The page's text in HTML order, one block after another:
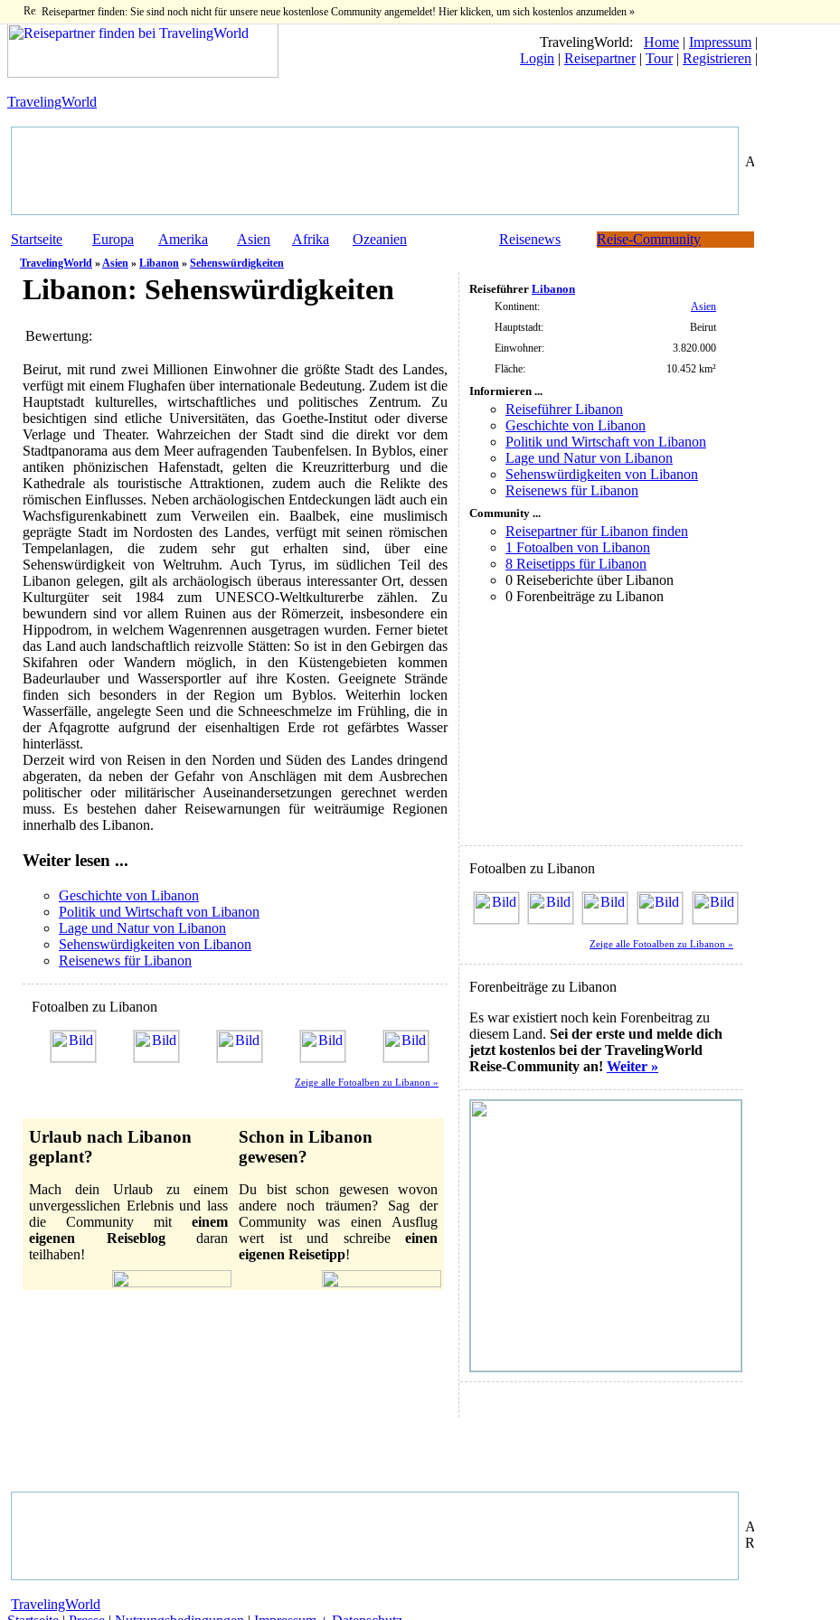
Reisepartner finden: Sie sind noch nicht für unsere neue kostenlose Community angemeldet! Hier klicken, um sich kostenlos anzumelden »
TravelingWorld: Home | Impressum |
Login | Reisepartner| Tour| Registrieren |
TravelingWorld
Startseite Europa Amerika Asien Afrika Ozeanien Reisenews Reise-Community
TravelingWorld »Asien » Libanon » Sehenswürdigkeiten
Libanon: Sehenswürdigkeiten
Bewertung:
Beirut, mit rund zwei Millionen Einwohner die größte Stadt des Landes,
verfügt mit einem Flughafen über internationale Bedeutung. Zudem ist die
Hauptstadt kulturelles, wirtschaftliches und politisches Zentrum. Zu
besichtigen sind etliche Universitäten, das Goethe-Institut oder diverse
Verlage und Theater. Wahrzeichen der Stadt sind die direkt vor dem
Stadtpanorama aus dem Meer aufragenden Taubenfelsen. In Byblos, einer
antiken phönizischen Hafenstadt, gelten die Kreuzritterburg und die
Kathedrale als touristische Attraktionen, zudem auch die Relikte des
römischen Einflusses. Neben archäologischen Entdeckungen lädt auch ein
Wachsfigurenkabinett zum Verweilen ein. Baalbek, eine muslimisch
geprägte Stadt im Nordosten des Landes, verfügt mit seinen römischen
Tempelanlagen, die zudem sehr gut erhalten sind, über eine
Sehenswürdigkeit von Weltruhm. Auch Tyrus, im südlichen Teil des
Libanon gelegen, gilt als archäologisch überaus interessanter Ort, dessen
Kulturgüter seit 1984 zum UNESCO-Weltkulturerbe zählen. Zu
bewundern sind vor allem Ruinen aus der Römerzeit, insbesondere ein
Hippodrom, in welchem Wagenrennen ausgetragen wurden. Ferner bietet
das Land auch landschaftlich reizvolle Stätten: So ist in den Gebirgen das
Skifahren oder Wandern möglich, in den Küstengebieten kommen
Badeurlauber und Wassersportler auf ihre Kosten. Geeignete Strände
finden sich besonders in der Region um Byblos. Weiterhin locken
Wasserfälle, angelegte Seen und die Schneeschmelze im Frühling, die in
der Afqagrotte aufgrund der eisenhaltigen Erde rot gefärbtes Wasser
hinterlässt.
Derzeit wird von Reisen in den Norden und Süden des Landes dringend
abgeraten, da neben der Gefahr von Anschlägen mit dem Ausbrechen
politischer oder militärischer Auseinandersetzungen gerechnet werden
muss. Es bestehen daher Reisewarnungen für weiträumige Regionen
innerhalb des Libanon.
Weiter lesen ...
Geschichte von Libanon
Politik und Wirtschaft von Libanon
Lage und Natur von Libanon
Sehenswürdigkeiten von Libanon
Reisenews für Libanon
Fotoalben zu Libanon
Zeige alle Fotoalben zu Libanon »
Urlaub nach Libanon
geplant?
Mach dein Urlaub zu einem
unvergesslichen Erlebnis und lass
die Community mit einem
eigenen Reiseblogdaran
teilhaben!
Schon in Libanon
gewesen?
Du bist schon gewesen wovon
andere noch träumen? Sag der
Community was einen Ausflug
wert ist und schreibe einen
eigenen Reisetipp!
Reiseführer Libanon
Kontinent:
Asien
Hauptstadt:
Beirut
Einwohner:
3.820.000
Fläche:
10.452 km²
Informieren ...
Reiseführer Libanon
Geschichte von Libanon
Politik und Wirtschaft von Libanon
Lage und Natur von Libanon
Sehenswürdigkeiten von Libanon
Reisenews für Libanon
Community ...
Reisepartner für Libanon finden
1 Fotoalben von Libanon
8 Reisetipps für Libanon
0 Reiseberichte über Libanon
0 Forenbeiträge zu Libanon
Fotoalben zu Libanon
Zeige alle Fotoalben zu Libanon »
Forenbeiträge zu Libanon
Es war existiert noch kein Forenbeitrag zu
diesem Land. Sei der erste und melde dich
jetzt kostenlos bei der TravelingWorld
Reise-Community an! Weiter »
TravelingWorld